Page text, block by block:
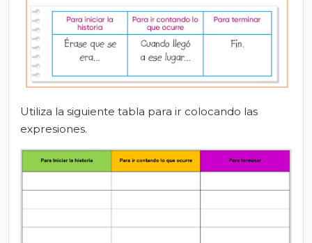
Utiliza la siguiente tabla para ir colocando las
expresiones.